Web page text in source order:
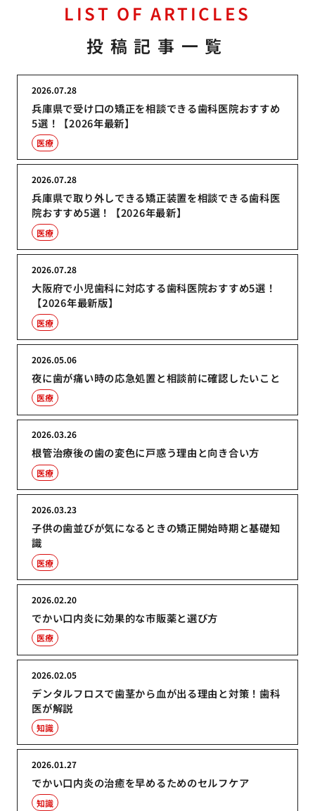
LIST OF ARTICLES
投稿記事一覧
兵庫県で受け口の矯正を相談できる歯科医院おすすめ
5選！【2026年最新】
2026.07.28
医療
兵庫県で取り外しできる矯正装置を相談できる歯科医
院おすすめ5選！【2026年最新】
2026.07.28
医療
大阪府で小児歯科に対応する歯科医院おすすめ5選！
【2026年最新版】
2026.07.28
医療
夜に歯が痛い時の応急処置と相談前に確認したいこと
2026.05.06
医療
根管治療後の歯の変色に戸惑う理由と向き合い方
2026.03.26
医療
子供の歯並びが気になるときの矯正開始時期と基礎知
識
2026.03.23
医療
でかい口内炎に効果的な市販薬と選び方
2026.02.20
医療
デンタルフロスで歯茎から血が出る理由と対策！歯科
医が解説
2026.02.05
知識
でかい口内炎の治癒を早めるためのセルフケア
2026.01.27
知識